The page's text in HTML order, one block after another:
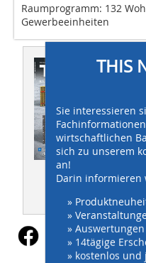
Raumprogramm: 132
Gewerbeeinheiten
THIS
Sie interessieren
wirtschaftlichen
sich zu unserem
an!
Darin informieren
»
»
»
» 14tägige
» kostenlos